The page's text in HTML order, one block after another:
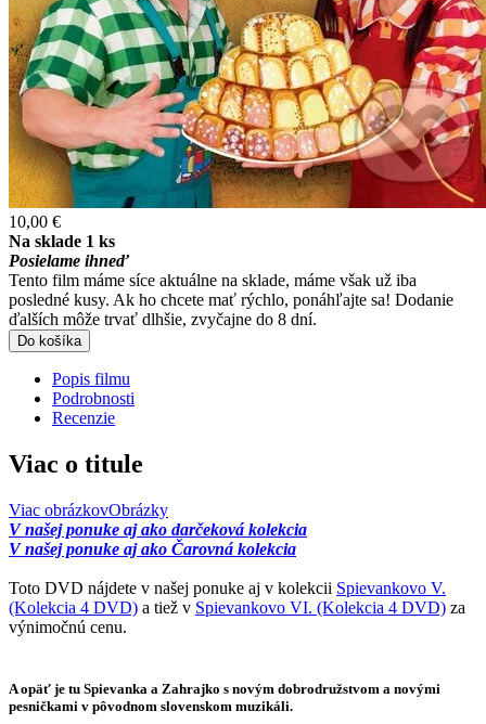
10,00 €
Na sklade 1 ks
Posielame ihneď
Tento film máme síce aktuálne na sklade, máme však už iba
posledné kusy. Ak ho chcete mať rýchlo, ponáhľajte sa! Dodanie
ďalších môže trvať dlhšie, zvyčajne do 8 dní.
Do košíka
Popis filmu
Podrobnosti
Recenzie
Viac o titule
Viac obrázkovObrázky
V našej ponuke aj ako darčeková kolekcia
V našej ponuke aj ako Čarovná kolekcia
Toto DVD nájdete v našej ponuke aj v kolekcii Spievankovo V.
(Kolekcia 4 DVD) a tiež v Spievankovo VI. (Kolekcia 4 DVD) za
výnimočnú cenu.
A opäť je tu Spievanka a Zahrajko s novým dobrodružstvom a novými
pesničkami v pôvodnom slovenskom muzikáli.